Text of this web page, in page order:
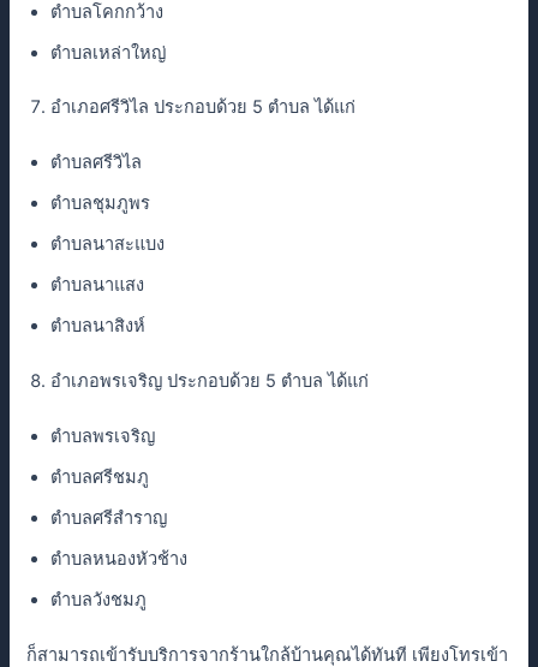
ตำบลโคกกว้าง
ตำบลเหล่าใหญ่
อำเภอศรีวิไล ประกอบด้วย 5 ตำบล ได้แก่
ตำบลศรีวิไล
ตำบลชุมภูพร
ตำบลนาสะแบง
ตำบลนาแสง
ตำบลนาสิงห์
อำเภอพรเจริญ ประกอบด้วย 5 ตำบล ได้แก่
ตำบลพรเจริญ
ตำบลศรีชมภู
ตำบลศรีสำราญ
ตำบลหนองหัวช้าง
ตำบลวังชมภู
ก็สามารถเข้ารับบริการจากร้านใกล้บ้านคุณได้ทันที เพียงโทรเข้า